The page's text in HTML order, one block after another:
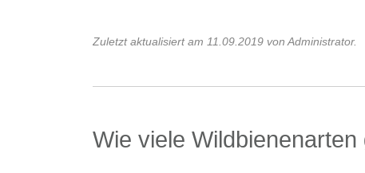
Zuletzt aktualisiert am 11.09.2019 von Administrator.
Wie viele